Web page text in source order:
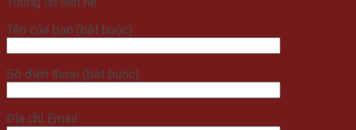
Tên của bạn (bắt buộc)
Số điện thoại (bắt buộc)
Địa chỉ Email